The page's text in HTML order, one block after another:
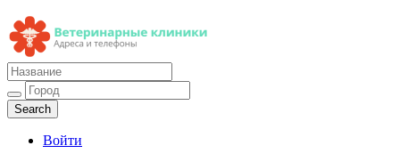
Ветеринарные клиники
Адреса и телефоны
Войти